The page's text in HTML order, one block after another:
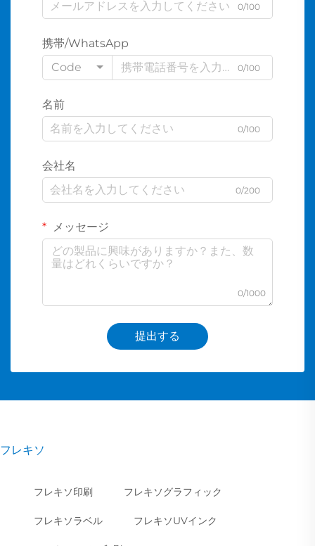
0/100
携帯/WhatsApp
Code
0/100
名前
0/100
会社名
0/200
メッセージ
0/1000
提出する
フレキソ
フレキソ印刷 フレキソグラフィック
フレキソラベル フレキソUVインク